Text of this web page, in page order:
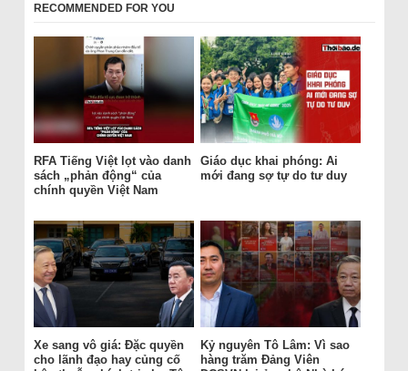
RECOMMENDED FOR YOU
RFA Tiếng Việt lọt vào danh
sách „phản động“ của
chính quyền Việt Nam
Giáo dục khai phóng: Ai
mới đang sợ tự do tư duy
Xe sang vô giá: Đặc quyền
cho lãnh đạo hay củng cố
Kỷ nguyên Tô Lâm: Vì sao
hàng trăm Đảng Viên